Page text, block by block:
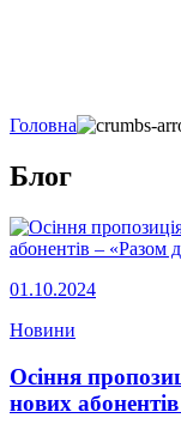
Головна
Блог
01.10.2024
Новини
Осіння
нових